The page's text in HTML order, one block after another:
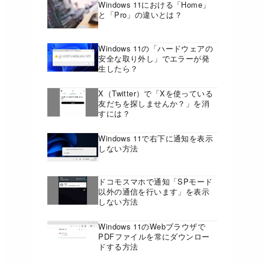
Windows 11における「Home」
と「Pro」の違いとは？
Windows 11の「ハードウェアの
安全な取り外し」でエラーが発
生したら？
X（Twitter）で「Xを使っている
友だちを探しませんか？」を消
すには？
Windows 11で右下に通知を表示
しない方法
ドコモスマホで通知「SPモード
以外の通信を行います」を表示
しない方法
Windows 11のWebブラウザで
PDFファイルを常にダウンロー
ドする方法